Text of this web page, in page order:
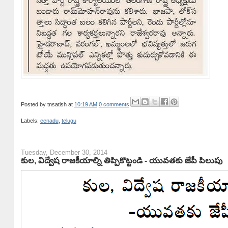
Posted by tnsatish at 10:19 AM 0 comments
Labels: eenadu, telugu
Tuesday, December 30, 2014
కుల, విద్వేష రాజకీయాల్ని తిప్పికొట్టండి - యువతకు జేపీ పిలుపు